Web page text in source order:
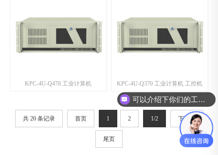
KPC-4U-Q470 工业计算机 KPC-4U-Q370 工业计算机 工控机
共 20 条记录 首页 1 2 1/2 下一页
尾页
可以介绍下你们的工控机么？